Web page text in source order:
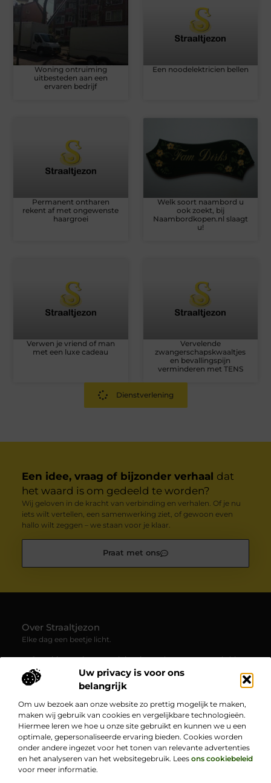
Uw privacy is voor ons
belangrijk
Om uw bezoek aan onze website zo prettig mogelijk te maken,
maken wij gebruik van cookies en vergelijkbare technologieën.
Hiermee leren we hoe u onze site gebruikt en kunnen we u een
optimale, gepersonaliseerde ervaring bieden. Cookies worden
onder andere ingezet voor het tonen van relevante advertenties
en het analyseren van het websitegebruik. Lees ons cookiebeleid
voor meer informatie.
Woning ontruiming
uitbesteden aan een
ervaren bedrijf
Een noodelektricien bellen
Permanent ontharen
rekent af met ongewenste
haargroei
Welk soort naambord u
ook zoekt, bij
Naambordkopen.nl slaagt
u!
Verwen je vriend of man
met een luxe cadeau
Vervelende
zwangerschapskwaaltjes
en bevallingspijn
verminderen met TENS
Dienstverlening
Een idee, vraag of bijzonder verhaal dat
het waard is om gedeeld te worden?
Wij geloven in de kracht van verbinding en verhalen. Of je nu
iets wilt vertellen, een samenwerking ziet, of gewoon even
hallo wilt zeggen – we staan voor je klaar.
Praat met ons
Over Straaltjezon
Elke dag een beetje licht.
— Straaltjezon.nl verzamelt inspirerende en verrassende blogs
en artikelen over allerlei facetten van het dagelijks leven. Een
plek waar je nieuwe inzichten en positieve verhalen ontdekt.
Bericht categorie
Onze informatie